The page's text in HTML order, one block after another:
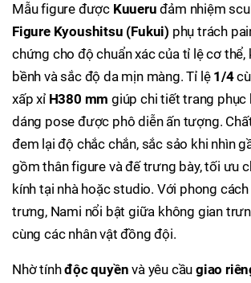
Mẫu figure được Kuueru đảm nhiệm
Figure Kyoushitsu (Fukui) phụ trách
chứng cho độ chuẩn xác của tỉ lệ cơ
bềnh và sắc độ da mịn màng. Tỉ lệ 1/4
xấp xỉ H380 mm giúp chi tiết trang phục
dáng pose được phô diễn ấn tượng.
đem lại độ chắc chắn, sắc sảo khi nhìn
gồm thân figure và đế trưng bày, tối ưu
kính tại nhà hoặc studio. Với phong cách
trưng, Nami nổi bật giữa không gian
cùng các nhân vật đồng đội.
Nhờ tínhđộc quyền và yêu cầugiao